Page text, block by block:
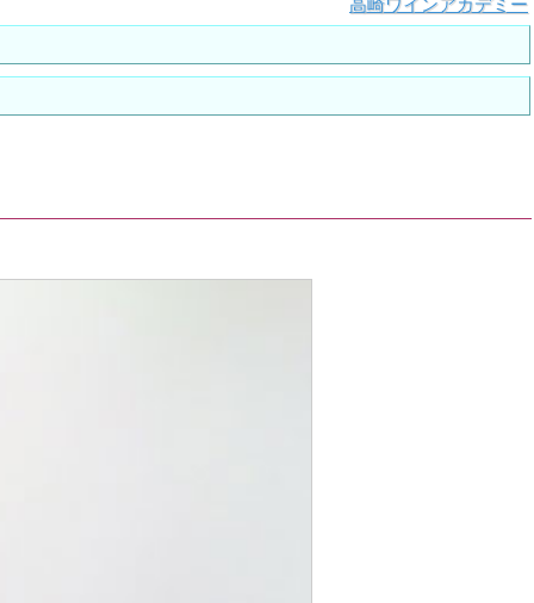
高崎ワインアカデミー